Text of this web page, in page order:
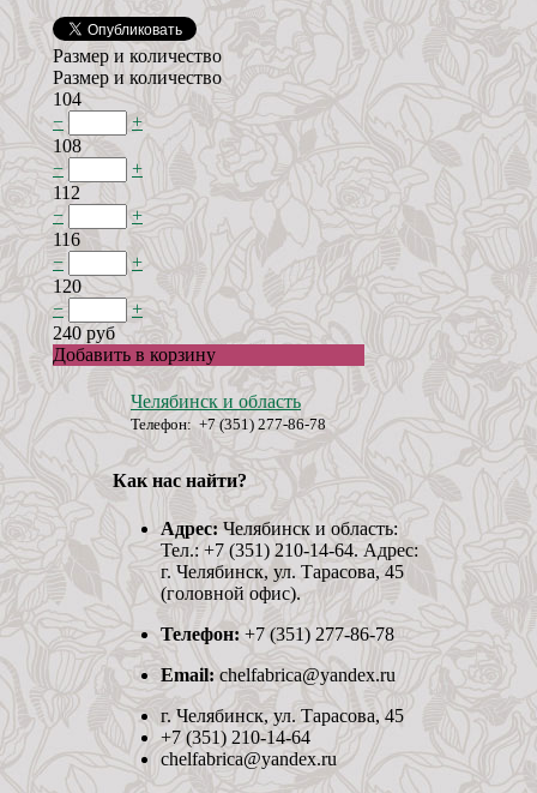
Размер и количество
Размер и количество
104
−
+
108
−
+
112
−
+
116
−
+
120
−
+
240 руб
Добавить в корзину
Челябинск и область
Телефон: +7 (351) 277-86-78
Как нас найти?
Адрес:Челябинск и область:
Тел.: +7 (351) 210-14-64. Адрес:
г. Челябинск, ул. Тарасова, 45
(головной офис).
Телефон: +7 (351) 277-86-78
Email: chelfabrica@yandex.ru
г. Челябинск, ул. Тарасова, 45
+7 (351) 210-14-64
chelfabrica@yandex.ru